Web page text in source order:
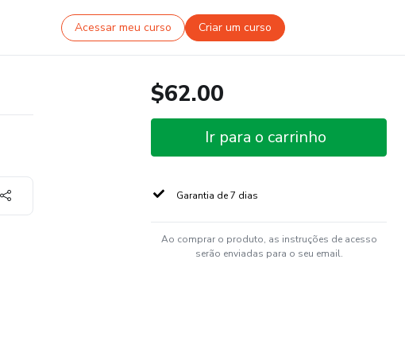
Acessar meu curso Criar um curso
$62.00
Ir para o carrinho
Garantia de 7 dias
Ao comprar o produto, as instruções de acesso
serão enviadas para o seu email.